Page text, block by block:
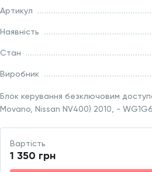
Блок керування безключовим
Movano, Nissan NV400) 2010, -
Артикул
Наявність
Стан
Виробник
Вартість
1 350 грн